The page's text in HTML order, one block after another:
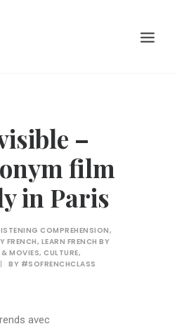
PRIVACY POLICY
–
film
in Paris
COMPREHENSION,
FRENCH, LEARN FRENCH BY
MOVIES, CULTURE,
| BY #SOFRENCHCLASS
avec